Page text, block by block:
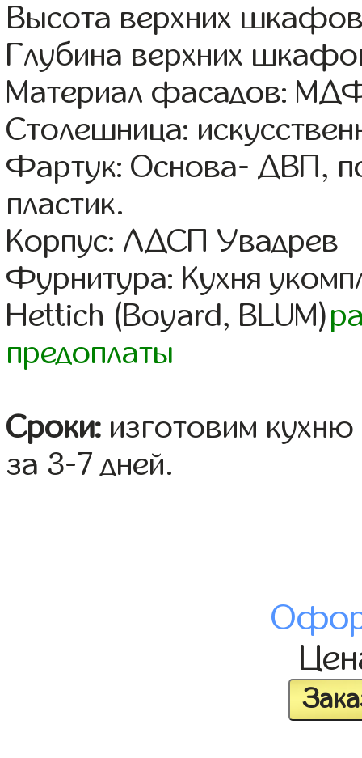
Высота верхних
Глубина верхних
Материал фасадов:
Столешница:
Фартук: Основа- ДВП,
пластик.
Корпус: ЛДСП Увадрев
Фурнитура: Кухня
Hettich (Boyard, BLUM)
предоплаты
Сроки: изготовим
за 3-7 дней.